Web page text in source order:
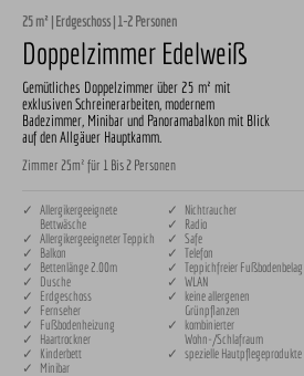
25 m² | Erdgeschoss | 1-2 Personen
Doppelzimmer Edelweiß
Gemütliches Doppelzimmer über 25 m² mit
exklusiven Schreinerarbeiten, modernem
Badezimmer, Minibar und Panoramabalkon mit Blick
auf den Allgäuer Hauptkamm.
Zimmer 25m² für 1 Bis 2 Personen
✓ Allergikergeeignete
Bettwäsche
✓ Allergikergeeigneter Teppich
✓ Balkon
✓ Bettenlänge 2.00m
✓ Dusche
✓ Erdgeschoss
✓ Fernseher
✓ Fußbodenheizung
✓ Haartrockner
✓ Kinderbett
✓ Minibar
✓ Nichtraucher
✓ Radio
✓ Safe
✓ Telefon
✓ Teppichfreier Fußbodenbelag
✓ WLAN
✓ keine allergenen
Grünpflanzen
✓ kombinierter
Wohn-/Schlafraum
✓ spezielle Hautpflegeprodukte